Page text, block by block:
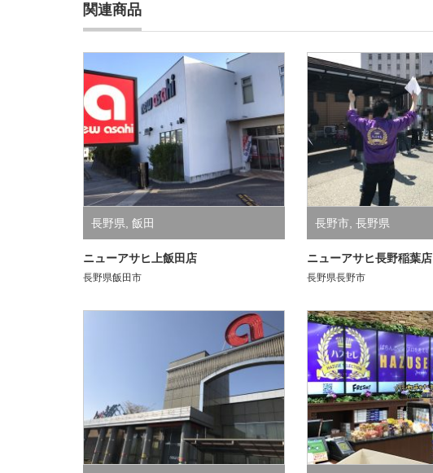
関連商品
長野県 飯田
ニューアサヒ上飯田店
長野県飯田市
長野市 長野県
ニューアサヒ長野稲葉店
長野県長野市